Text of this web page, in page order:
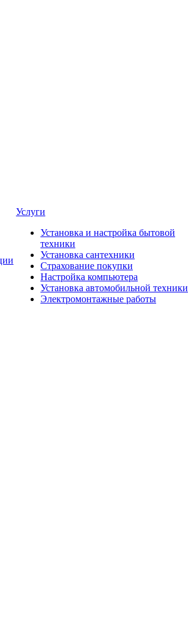
Услуги
Установка и настройка бытовой
техники
Установка сантехники
Страхование покупки
Настройка компьютера
Установка автомобильной техники
Электромонтажные работы